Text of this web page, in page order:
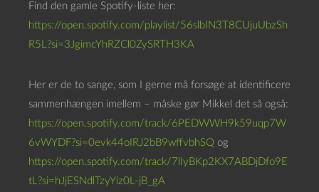
Find den gamle Spotify-liste her:
https://open.spotify.com/playlist/56slbIN3T8CUjuUbzSh
R5L?si=3JgimcYhRZCl0ZySRTH3KA
Her er de to sange, som I gerne må forsøge at identificere
sammenhængen imellem – måske gør Mikkel det så også:
https://open.spotify.com/track/6PEDWWH9k59uqp7W
6vWYDF?si=0evk44oIRJ2bB9wffvbhSQ og
https://open.spotify.com/track/7lIyBKp2KX7ABDjDfo9E
tL?si=hJjESNdlTzyYiz0L-jB_gA